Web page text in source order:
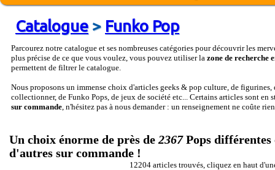
Catalogue> Funko Pop
Parcourez notre catalogue et ses nombreuses catégories pour découvrir les
plus précise de ce que vous voulez, vous pouvez utiliser la zone de recherche
permettent de filtrer le catalogue.
Nous proposons un immense choix d'articles geeks & pop culture, de figurines,
collectionner, de Funko Pops, de jeux de société etc... Certains articles sont en
sur commande, n'hésitez pas à nous demander : un renseignement ne coûte
Un choix énorme de près de 2367Pops différentes
d'autres sur commande !
12204 articles trouvés, cliquez en haut